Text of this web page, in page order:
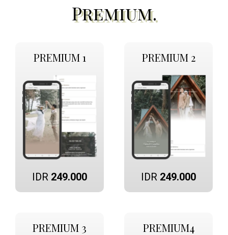
Premium.
PREMIUM 1
IDR 249.000
PREMIUM 2
IDR 249.000
PREMIUM 3 PREMIUM4